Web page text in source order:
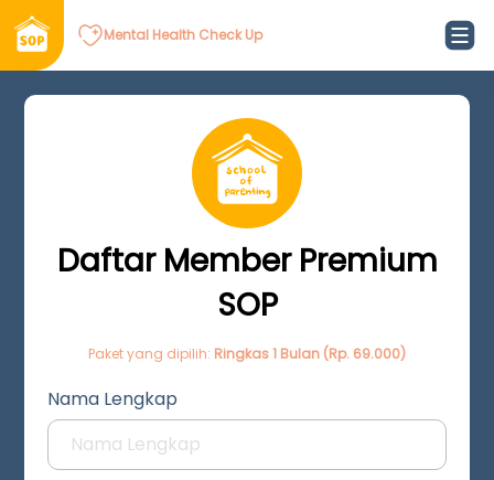
Mental Health Check Up
Daftar Member Premium
SOP
Paket yang dipilih: Ringkas 1 Bulan (Rp. 69.000)
Nama Lengkap